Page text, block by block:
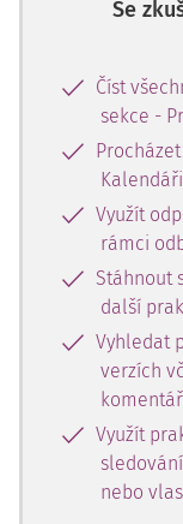
Se
Číst
sekce -
Využít
rámci
Stáhnout
další
Vyhledat
verzích
Využít
nebo